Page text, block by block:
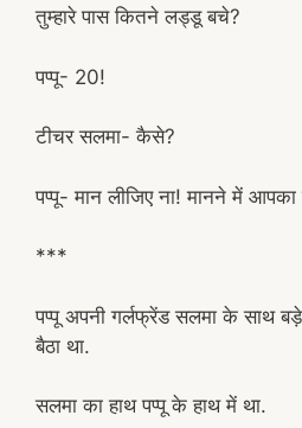
तुम्हारे पास कितने लड्डू बचे?
पप्पू- 20!
टीचर सलमा- कैसे?
पप्पू- मान लीजिए ना! मानने में आपका
***
पप्पू अपनी गर्लफ्रेंड सलमा के साथ
बैठा था.
सलमा का हाथ पप्पू के हाथ में था.